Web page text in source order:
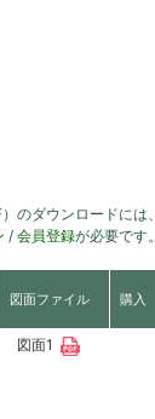
のダウンロードには、
/ 会員登録が必要です。
図面ファイル 購入
図面1